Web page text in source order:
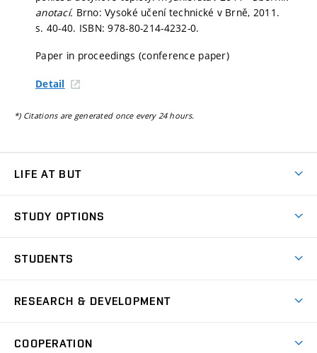
anotací. Brno: Vysoké učení technické v Brně, 2011.
s. 40-40. ISBN: 978-80-214-4232-0.
Paper in proceedings (conference paper)
Detail
*) Citations are generated once every 24 hours.
LIFE AT BUT
Dormitories
Sport
STUDY OPTIONS
Degree studies in English
E-application
STUDENTS
Academic year schedule
Welcome week
Entrepreneurship Support
RESEARCH & DEVELOPMENT
at BUT
COOPERATION